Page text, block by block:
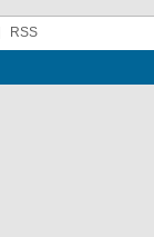
RSS